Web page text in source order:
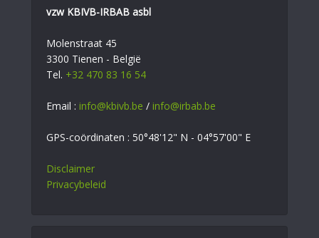
vzw KBIVB-IRBAB asbl
Molenstraat 45
3300 Tienen - België
Tel. +32 470 83 16 54
Email : info@kbivb.be / info@irbab.be
GPS-coördinaten : 50°48'12" N - 04°57'00" E
Disclaimer
Privacybeleid